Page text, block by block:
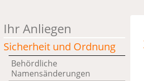
Ihr Anliegen
Sicherheit und Ordnung
Behördliche
Namensänderungen